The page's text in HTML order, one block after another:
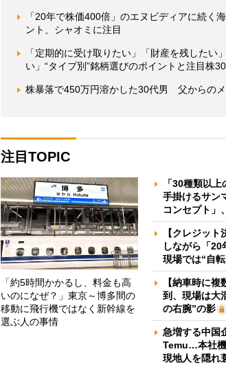
「20年で株価400倍」のエヌビディアに続
ント、シャオミに注目
「定期的に受け取りたい」「財産を残した
い」“タイプ別”銘柄選びのポイントと注目株30
株暴落で450万円溶かした30代男 父からの
注目TOPIC
「約5時間かかるし、料金も高
いのになぜ？」東京～博多間の
移動に飛行機ではなく新幹線を
選ぶ人の事情
「30種類以
手掛けるサン
コンセプト」
【クレジッ
しながら「
現場では“自
【納車時に
到、現場は大
の右腕”の影
急増する中国
Temu…本社
現地人を隠れ